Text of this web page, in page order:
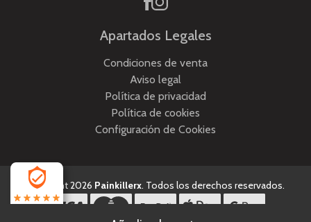
Apartados Legales
Condiciones de venta
Aviso legal
Política de privacidad
Política de cookies
Configuración de Cookies
Copyright 2026 Painkillerx. Todos los derechos reservados.